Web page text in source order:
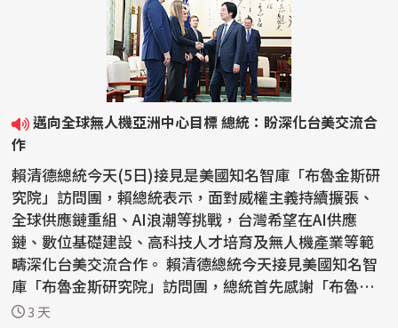
邁向全球無人機亞洲中心目標 總統：盼深化台美交流合
作
賴清德總統今天(5日)接見是美國知名智庫「布魯金斯研
究院」訪問團，賴總統表示，面對威權主義持續擴張、
全球供應鏈重組、AI浪潮等挑戰，台灣希望在AI供應
鏈、數位基礎建設、高科技人才培育及無人機產業等範
疇深化台美交流合作。 賴清德總統今天接見美國知名智
庫「布魯金斯研究院」訪問團，總統首先感謝「布魯金
斯研究...
3 天